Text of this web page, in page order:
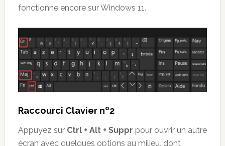
fonctionne encore sur Windows 11.
Raccourci Clavier no2
Appuyez sur Ctrl + Alt + Suppr pour ouvrir un autre
écran avec quelques options au milieu, dont